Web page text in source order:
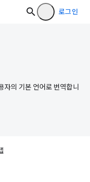
로그인
의 기본 언어로 번역합니